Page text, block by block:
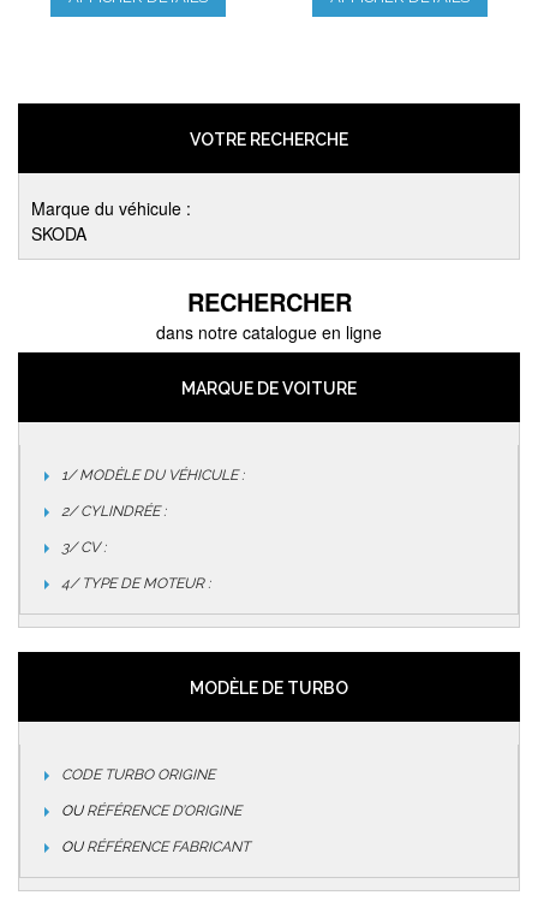
VOTRE RECHERCHE
Marque du véhicule :
SKODA
RECHERCHER
dans notre catalogue en ligne
MARQUE DE VOITURE
1/ MODÈLE DU VÉHICULE :
2/ CYLINDRÉE :
3/ CV :
4/ TYPE DE MOTEUR :
MODÈLE DE TURBO
CODE TURBO ORIGINE
OURÉFÉRENCE D’ORIGINE
OURÉFÉRENCE FABRICANT